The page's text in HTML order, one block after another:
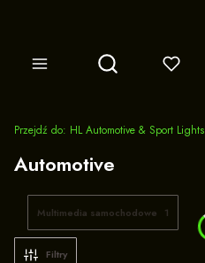
Otwórz wyszukiwarkę
Przejdź do: HL Automotive & Sport Lights
Automotive
Multimedia samochodowe 1
Filtry